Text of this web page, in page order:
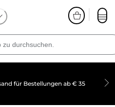
für Bestellungen ab € 35